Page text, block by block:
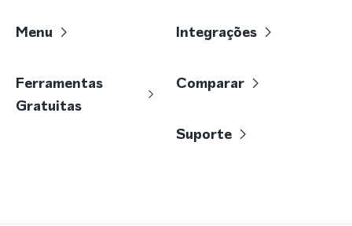
Menu Integrações
Ferramentas
Gratuitas
Comparar
Suporte